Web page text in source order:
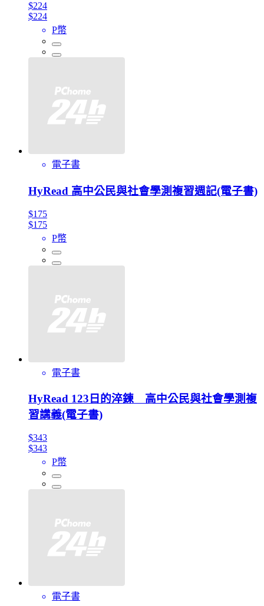
$224
$224
P幣
電子書
HyRead 高中公民與社會學測複習週記(電子書)
$175
$175
P幣
電子書
HyRead 123日的淬鍊 高中公民與社會學測複
習講義(電子書)
$343
$343
P幣
電子書